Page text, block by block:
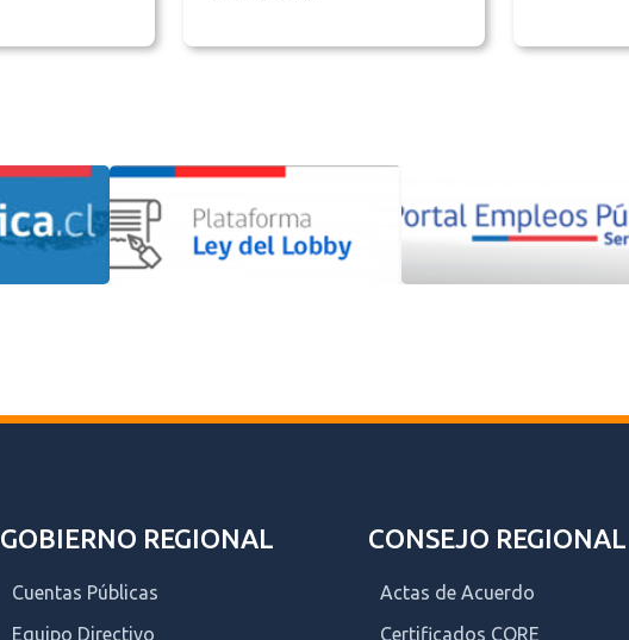
GOBIERNO REGIONAL
Cuentas Públicas
Equipo Directivo
CONSEJO REGIONAL
Actas de Acuerdo
Certificados CORE